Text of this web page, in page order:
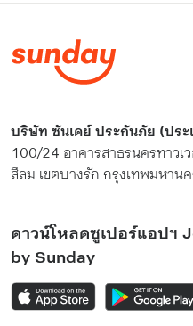
บริษัท ซันเดย์ ประกันภัย (ปร
100/24 อาคารสาธรนครทาวเ
สีลม เขตบางรัก กรุงเทพมหาน
ดาวน์โหลดซูเปอร์แอปฯ
by Sunday